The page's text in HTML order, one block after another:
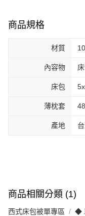
商品規格
材質
內容物
床包
薄枕套
產地
商品相關分類 (1)
西式床包被單專區 ◆